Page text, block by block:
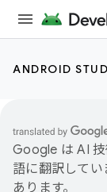
ANDROID
Google は AI
語に翻訳して
あります。